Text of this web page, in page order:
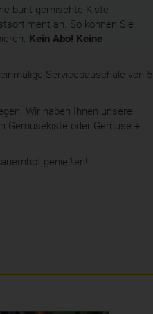
bunt gemischte Kiste
an. So können Sie
Kein Abo! Keine
Servicepauschale von 5
Wir haben Ihnen unsere
Gemüsekiste oder Gemüse +
genießen!